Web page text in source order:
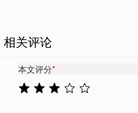
相关评论
本文评分*